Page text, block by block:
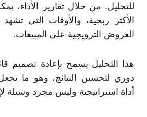
للتحليل. من خلال تقارير الأداء،
الأكثر ربحية، والأوقات التي تشهد
العروض الترويجية على المبيعات.
هذا التحليل يسمح بإعادة تصميم
دوري لتحسين النتائج، وهو ما
أداة استراتيجية وليس مجرد وسيلة